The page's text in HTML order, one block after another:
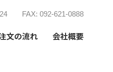
FAX: 092-621-0888
文の流れ 会社概要